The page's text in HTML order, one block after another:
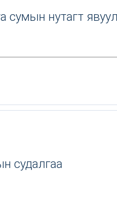
сумын нутагт
судалгаа